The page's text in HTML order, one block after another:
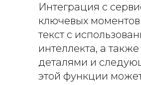
Интеграция с
ключевых
текст с
интеллекта, а
деталями и
этой функции